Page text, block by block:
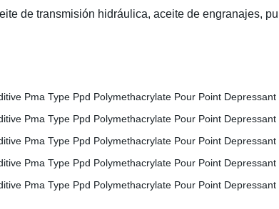
de transmisión hidráulica, aceite de engranajes,